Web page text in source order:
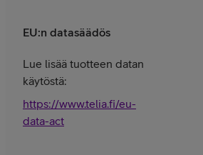
EU:n datasäädös
Lue lisää tuotteen datan
käytöstä:
https://www.telia.fi/eu-
data-act